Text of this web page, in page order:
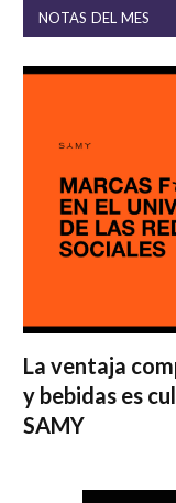
NOTAS DEL MES
La ventaja
y bebidas es
SAMY